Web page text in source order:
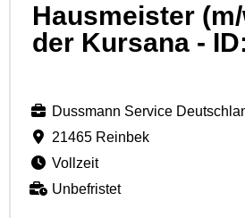
Hausmeister
der Kursana -
Dussmann Service
21465 Reinbek
Vollzeit
Unbefristet